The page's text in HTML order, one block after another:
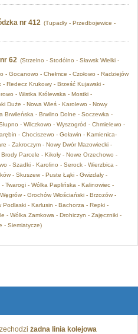
nr 412 (Tupadły - Przedbojewice -
62 (Strzelno - Stodólno - Sławsk Wielki -
- Gocanowo - Chełmce - Czołowo - Radziejów
Redecz Krukowy - Brześć Kujawski -
- Wistka Królewska - Mostki -
Duże - Nowa Wieś - Karolewo - Nowy
Brwileńska - Brwilno Dolne - Soczewka -
- Wilczkowo - Wyszogród - Chmielewo -
- Chociszewo - Goławin - Kamienica-
- Zakroczym - Nowy Dwór Mazowiecki -
Parcele - Kikoły - Nowe Orzechowo -
- Szadki - Karolino - Serock - Wierzbica -
- Skuszew - Puste Łąki - Gwizdały -
Twarogi - Wólka Paplińska - Kalinowiec -
- Grochów Włościański - Brzozów -
Podlaski - Karlusin - Bachorza - Repki -
- Wólka Zamkowa - Drohiczyn - Zajęczniki -
- Siemiatycze)
żadna linia kolejowa